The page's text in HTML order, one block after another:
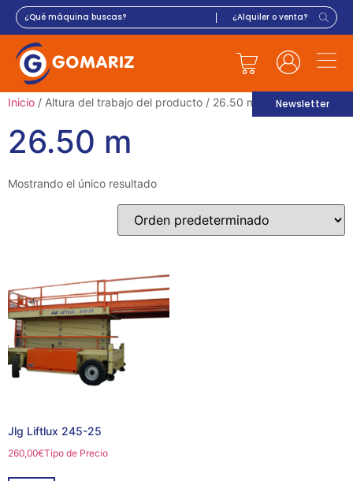
Newsletter
Inicio / Altura del trabajo del producto / 26.50 m
26.50 m
Mostrando el único resultado
Jlg Liftlux 245-25
260,00€Tipo de Precio